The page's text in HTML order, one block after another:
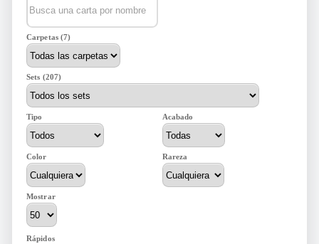
Carpetas (7)
Sets (207)
Tipo Acabado
Color Rareza
Mostrar
Rápidos